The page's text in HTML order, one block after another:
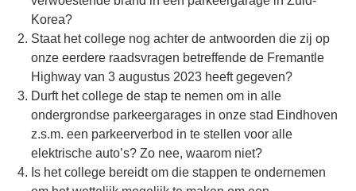
Korea?
Staat het college nog achter de antwoorden die zij op
onze eerdere raadsvragen betreffende de Fremantle
Highway van 3 augustus 2023 heeft gegeven?
Durft het college de stap te nemen om in alle
ondergrondse parkeergarages in onze stad Eindhoven
z.s.m. een parkeerverbod in te stellen voor alle
elektrische auto’s? Zo nee, waarom niet?
Is het college bereidt om die stappen te ondernemen